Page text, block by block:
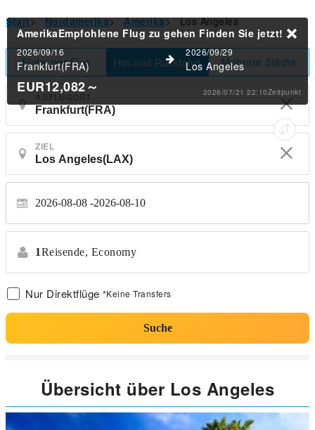
Start> Nordamerika> Amerika> Los Angeles
Einfacher Flug Hin-und Rückfahrt Mehrere Städte
ABFLUGORT
ZIEL
2026-08-08 2026-08-10
1Reisende, Economy
Nur Direktflüge *Keine Transfers
Suche
AmerikaEmpfohlene Flug zu gehen Finden Sie jetzt!
2026/09/16
Frankfurt(FRA)
2026/09/29
Los Angeles
EUR12,082～ 2026/07/21 22:10Zeitpunkt
Übersicht über Los Angeles